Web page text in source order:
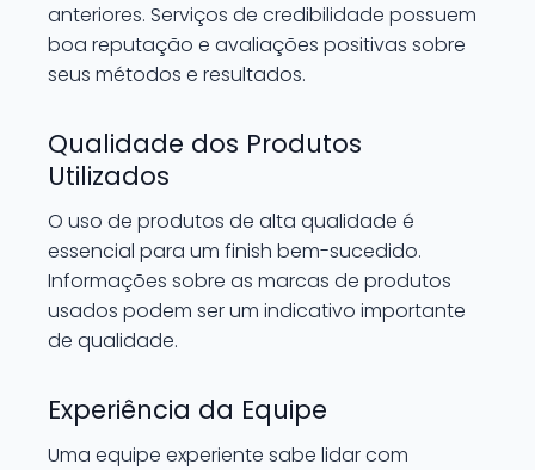
anteriores. Serviços de credibilidade possuem
boa reputação e avaliações positivas sobre
seus métodos e resultados.
Qualidade dos Produtos
Utilizados
O uso de produtos de alta qualidade é
essencial para um finish bem-sucedido.
Informações sobre as marcas de produtos
usados podem ser um indicativo importante
de qualidade.
Experiência da Equipe
Uma equipe experiente sabe lidar com